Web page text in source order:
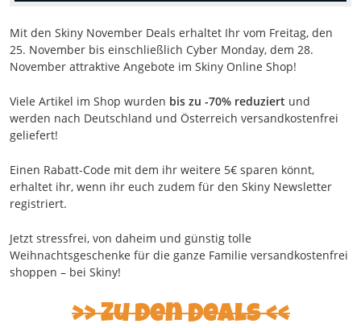
Mit den Skiny November Deals erhaltet Ihr vom Freitag, den
25. November bis einschließlich Cyber Monday, dem 28.
November attraktive Angebote im Skiny Online Shop!
Viele Artikel im Shop wurden bis zu -70% reduziert und
werden nach Deutschland und Österreich versandkostenfrei
geliefert!
Einen Rabatt-Code mit dem ihr weitere 5€ sparen könnt,
erhaltet ihr, wenn ihr euch zudem für den Skiny Newsletter
registriert.
Jetzt stressfrei, von daheim und günstig tolle
Weihnachtsgeschenke für die ganze Familie versandkostenfrei
shoppen – bei Skiny!
>> Zu den Deals <<